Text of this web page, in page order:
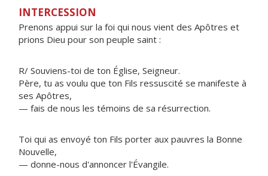
INTERCESSION
Prenons appui sur la foi qui nous vient des Apôtres et
prions Dieu pour son peuple saint :
R/ Souviens-toi de ton Église, Seigneur.
Père, tu as voulu que ton Fils ressuscité se manifeste à
ses Apôtres,
— fais de nous les témoins de sa résurrection.
Toi qui as envoyé ton Fils porter aux pauvres la Bonne
Nouvelle,
— donne-nous d'annoncer l'Évangile.